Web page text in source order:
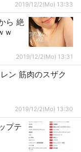
2019/12/2(Mo) 13:33
絶
ｗ
2019/12/2(Mo) 13:31
ン 筋肉のスザク
2019/12/2(Mo) 13:30
プテ